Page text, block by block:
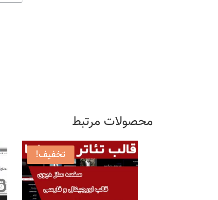
محصولات مرتبط
تخفیف!